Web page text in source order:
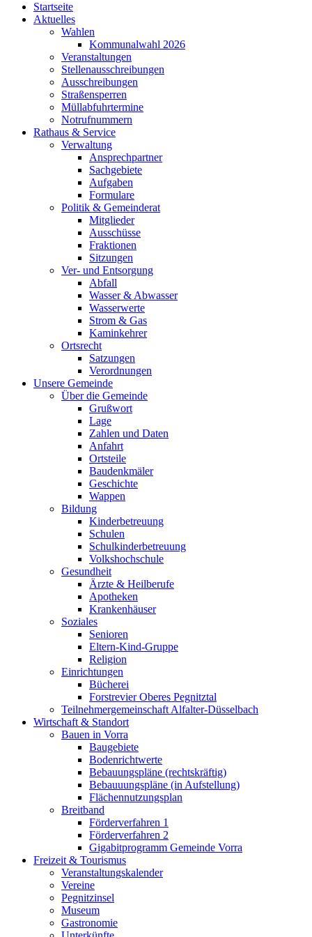
Startseite
Aktuelles
Wahlen
Kommunalwahl 2026
Veranstaltungen
Stellenausschreibungen
Ausschreibungen
Straßensperren
Müllabfuhrtermine
Notrufnummern
Rathaus & Service
Verwaltung
Ansprechpartner
Sachgebiete
Aufgaben
Formulare
Politik & Gemeinderat
Mitglieder
Ausschüsse
Fraktionen
Sitzungen
Ver- und Entsorgung
Abfall
Wasser & Abwasser
Wasserwerte
Strom & Gas
Kaminkehrer
Ortsrecht
Satzungen
Verordnungen
Unsere Gemeinde
Über die Gemeinde
Grußwort
Lage
Zahlen und Daten
Anfahrt
Ortsteile
Baudenkmäler
Geschichte
Wappen
Bildung
Kinderbetreuung
Schulen
Schulkinderbetreuung
Volkshochschule
Gesundheit
Ärzte & Heilberufe
Apotheken
Krankenhäuser
Soziales
Senioren
Eltern-Kind-Gruppe
Religion
Einrichtungen
Bücherei
Forstrevier Oberes Pegnitztal
Teilnehmergemeinschaft Alfalter-Düsselbach
Wirtschaft & Standort
Bauen in Vorra
Baugebiete
Bodenrichtwerte
Bebauungspläne (rechtskräftig)
Bebauuungspläne (in Aufstellung)
Flächennutzungsplan
Breitband
Förderverfahren 1
Förderverfahren 2
Gigabitprogramm Gemeinde Vorra
Freizeit & Tourismus
Veranstaltungskalender
Vereine
Pegnitzinsel
Museum
Gastronomie